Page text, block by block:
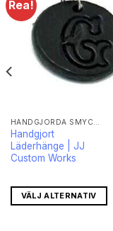
Rea!
Handgjort
Läderhänge | JJ
Custom Works
VÄLJ ALTERNATIV